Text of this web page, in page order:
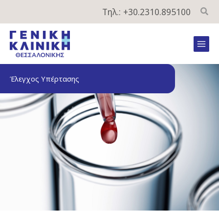
περιεχόμενο
Τηλ.: +30.2310.895100
Έλεγχος Υπέρτασης